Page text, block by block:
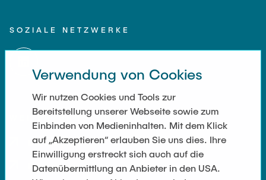
SOZIALE NETZWERKE
WEITERFÜHRENDE LINKS
Datenschutz
Impressum
Verwendung von Cookies
Wir nutzen Cookies und Tools zur
Bereitstellung unserer Webseite sowie zum
Einbinden von Medieninhalten. Mit dem Klick
auf „Akzeptieren“ erlauben Sie uns dies. Ihre
Einwilligung erstreckt sich auch auf die
Datenübermittlung an Anbieter in den USA.